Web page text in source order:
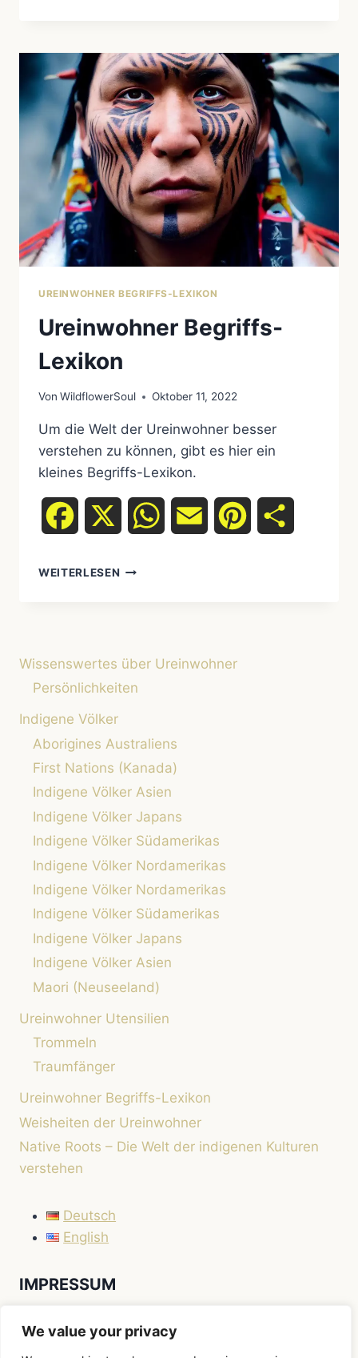
We value your privacy
DEUTSCHLAND?
UREINWOHNER BEGRIFFS-LEXIKON
Ureinwohner Begriffs-
Lexikon
Von WildflowerSoul Oktober 11, 2022
Um die Welt der Ureinwohner besser
verstehen zu können, gibt es hier ein
kleines Begriffs-Lexikon.
Facebook WhatsAppEmail Pinterest
WEITERLESEN UREINWOHNER
Wissenswertes über Ureinwohner
Persönlichkeiten
Indigene Völker
Aborigines Australiens
First Nations (Kanada)
Indigene Völker Asien
Indigene Völker Japans
Indigene Völker Südamerikas
Indigene Völker Nordamerikas
Indigene Völker Nordamerikas
Indigene Völker Südamerikas
Indigene Völker Japans
Indigene Völker Asien
Maori (Neuseeland)
Ureinwohner Utensilien
Trommeln
Traumfänger
Ureinwohner Begriffs-Lexikon
Weisheiten der Ureinwohner
Native Roots – Die Welt der indigenen Kulturen
verstehen
Deutsch
English
IMPRESSUM